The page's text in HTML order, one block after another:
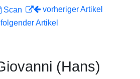
Scan
vorheriger Artikel
folgender Artikel
(Hans)